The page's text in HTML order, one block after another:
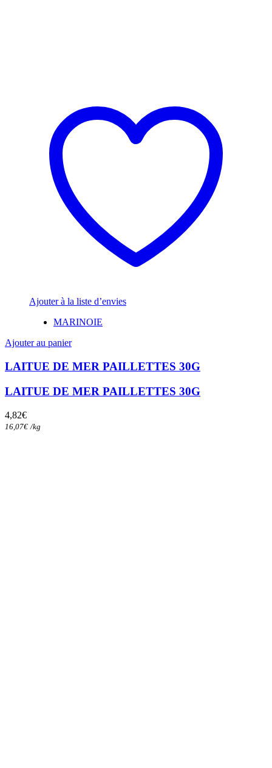
Ajouter à la liste d’envies
MARINOIE
Ajouter au panier
LAITUE DE MER PAILLETTES 30G
LAITUE DE MER PAILLETTES 30G
4,82€
16,07€ /kg